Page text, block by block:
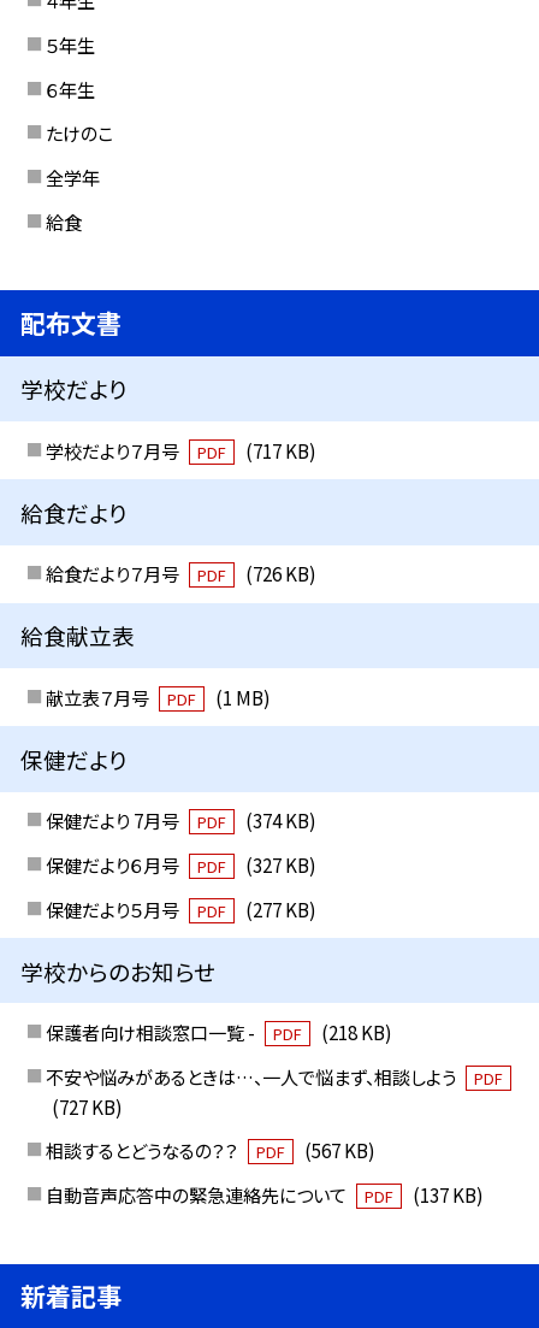
５年生
６年生
たけのこ
全学年
給食
配布文書
学校だより
学校だより７月号 PDF (717 KB)
給食だより
給食だより７月号 PDF (726 KB)
給食献立表
献立表７月号 PDF (1 MB)
保健だより
保健だより 7月号 PDF
(374 KB)
保健だより６月号
PDF
(327 KB)
保健だより５月号
PDF (277 KB)
学校からのお知らせ
保護者向け相談窓口一覧 - PDF
(218 KB)
不安や悩みがあるときは…、一人で悩まず、相談しよう
PDF
(727 KB)
相談するとどうなるの？？
PDF
(567 KB)
自動音声応答中の緊急連絡先について
PDF (137 KB)
新着記事